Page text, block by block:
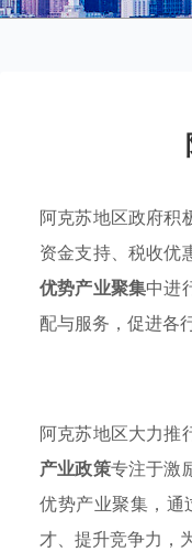
阿克苏地区政府积
资金支持、税收优
优势产业聚集中进
配与服务，促进各
阿克苏地区大力推
产业政策专注于激
优势产业聚集，
才、提升竞争力，